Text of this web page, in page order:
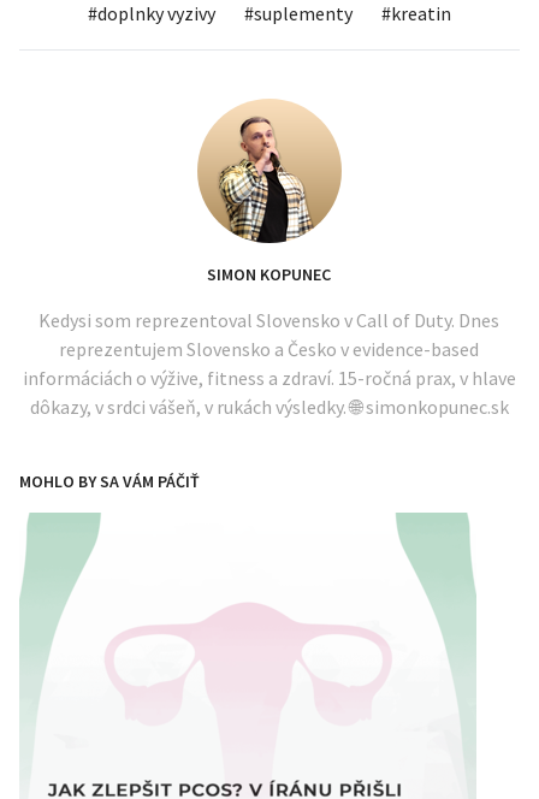
#doplnky vyzivy #suplementy #kreatin
SIMON KOPUNEC
Kedysi som reprezentoval Slovensko v Call of Duty. Dnes
reprezentujem Slovensko a Česko v evidence-based
informáciách o výžive, fitness a zdraví. 15-ročná prax, v hlave
dôkazy, v srdci vášeň, v rukách výsledky. 🌐 simonkopunec.sk
MOHLO BY SA VÁM PÁČIŤ